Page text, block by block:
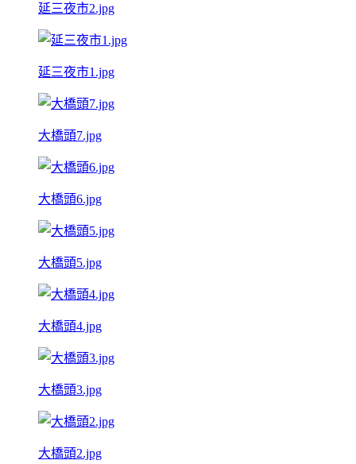
延三夜市2.jpg
延三夜市1.jpg
大橋頭7.jpg
大橋頭6.jpg
大橋頭5.jpg
大橋頭4.jpg
大橋頭3.jpg
大橋頭2.jpg